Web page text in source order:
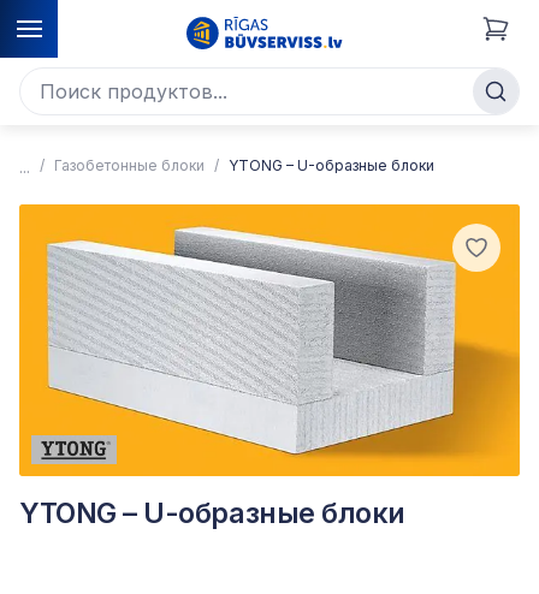
Газобетонные блоки YTONG – U-образные блоки
YTONG – U-образные блоки